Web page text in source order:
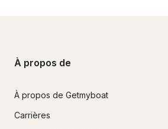
À propos de
À propos de Getmyboat
Carrières